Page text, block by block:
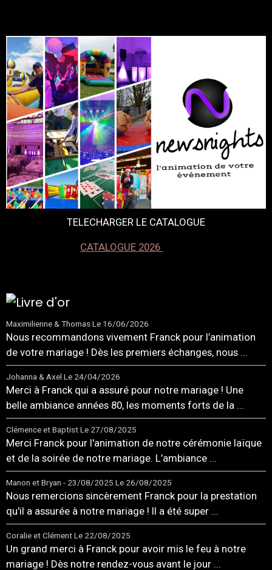
TELECHARGER LE CATALOGUE
CATALOGUE 2026
Maximilienne & ThomasLe 16/06/2026
Nous recommandons vivement Franck pour l’animation
de votre mariage ! Dès les premiers échanges, nous ...
Johanna & Axel Le 24/04/2026
Merci à Franck qui a assuré pour notre mariage ! Une
belle ambiance années 80, les moments forts de la ...
Clémence et BaptistLe 27/08/2025
Merci Franck pour l'animation de notre cérémonie laïque
et de la soirée de notre mariage. L’ambiance ...
Manon et Bryan - 23/08/2025 Le 26/08/2025
Nous remercions sincèrement Franck pour la prestation
qu'il a assurée à notre mariage ! Il a été super ...
Coralie et ClémentLe 22/08/2025
Un grand merci à Franck pour avoir mis le feu à notre
mariage ! Dès notre rendez-vous avant le jour ...